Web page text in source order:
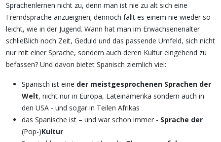
Sprachenlernen nicht zu, denn man ist nie zu alt sich eine
Fremdsprache anzueignen; dennoch fällt es einem nie wieder so
leicht, wie in der Jugend. Wann hat man im Erwachsenenalter
schließlich noch Zeit, Geduld und das passende Umfeld, sich nicht
nur mit einer Sprache, sondern auch deren Kultur eingehend zu
befassen? Und davon bietet Spanisch ziemlich viel:
Spanisch ist eine der meistgesprochenen Sprachen der
Welt, nicht nur in Europa, Lateinamerika sondern auch in
den USA - und sogar in Teilen Afrikas
das Spanische ist – und war schon immer - Sprache der
(Pop-)Kultur